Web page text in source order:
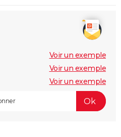
Voir un exemple
Voir un exemple
Voir un exemple